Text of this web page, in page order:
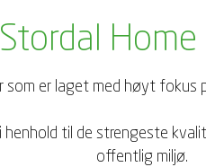
til de strengeste
offentlig miljø.
som er laget med høyt